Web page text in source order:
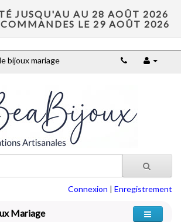
JUSQU'AU AU 28 AOÛT 2026
COMMANDES LE 29 AOÛT 2026
bijoux mariage
Connexion | Enregistrement
Mariage